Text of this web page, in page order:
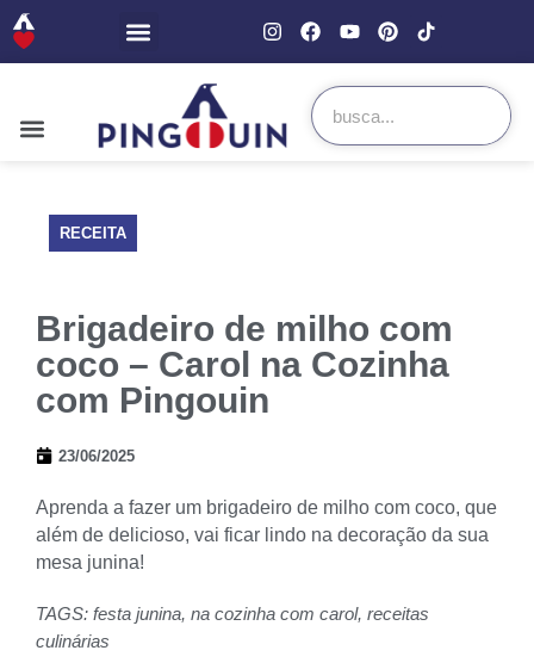
RECEITA
Brigadeiro de milho com
coco – Carol na Cozinha
com Pingouin
23/06/2025
Aprenda a fazer um brigadeiro de milho com coco, que
além de delicioso, vai ficar lindo na decoração da sua
mesa junina!
TAGS: festa junina, na cozinha com carol, receitas
culinárias